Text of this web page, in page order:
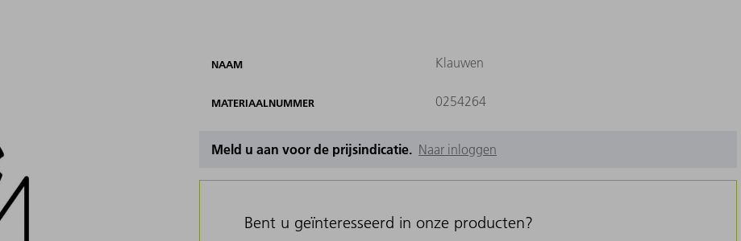
NAAM Klauwen
MATERIAALNUMMER 0254264
Meld u aan voor de prijsindicatie. Naar inloggen
Bent u geïnteresseerd in onze producten?